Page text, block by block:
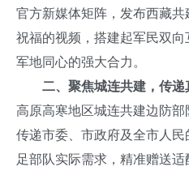
官方新媒体矩阵，发布西藏
祝福的视频，搭建起军民双
军地同心的强大合力。
二、聚焦城连共建，传递
高原高寒地区城连共建边防
传递市委、市政府及全市人
足部队实际需求，精准赠送